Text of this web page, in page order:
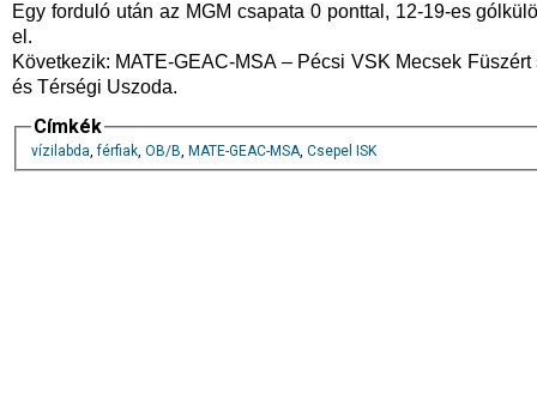
Egy forduló után az MGM csapata 0 ponttal, 12-19-es
el.
Következik: MATE-GEAC-MSA – Pécsi VSK Mecsek
és Térségi Uszoda.
Címkék
vízilabda,férfiak, OB/B, MATE-GEAC-MSA, Csepel ISK